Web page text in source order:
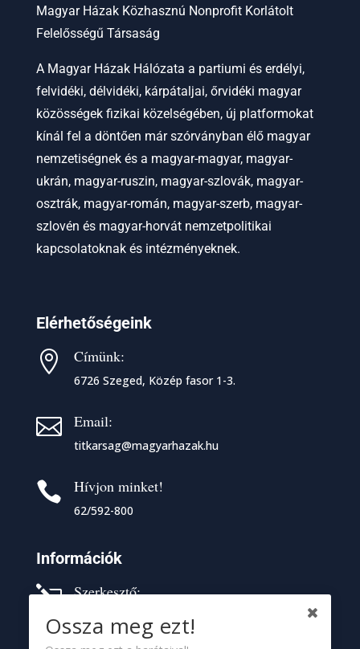
Magyar Házak Közhasznú Nonprofit Korlátolt
Felelősségű Társaság
A Magyar Házak Hálózata a partiumi és erdélyi,
felvidéki, délvidéki, kárpátaljai, őrvidéki magyar
közösségek fizikai közelségében, új platformokat
kínál fel a döntően már szórványban élő magyar
nemzetiségnek és a magyar-magyar, magyar-
ukrán, magyar-ruszin, magyar-szlovák, magyar-
osztrák, magyar-román, magyar-szerb, magyar-
szlovén és magyar-horvát nemzetpolitikai
kapcsolatoknak és intézményeknek.
Elérhetőségeink
 Címünk:
6726 Szeged, Közép fasor 1-3.
 Email:
titkarsag@magyarhazak.hu
 Hívjon minket!
62/592-800
Információk
l Szerkesztő:
Ossza meg ezt!